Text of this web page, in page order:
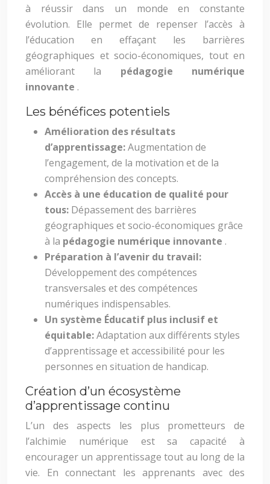
à réussir dans un monde en constante
évolution. Elle permet de repenser l’accès à
l’éducation en effaçant les barrières
géographiques et socio-économiques, tout en
améliorant la pédagogie numérique
innovante .
Les bénéfices potentiels
Amélioration des résultats
d’apprentissage:Augmentation de
l’engagement, de la motivation et de la
compréhension des concepts.
Accès à une éducation de qualité pour
tous: Dépassement des barrières
géographiques et socio-économiques grâce
à la pédagogie numérique innovante .
Préparation à l’avenir du travail:
Développement des compétences
transversales et des compétences
numériques indispensables.
Un système Éducatif plus inclusif et
équitable:Adaptation aux différents styles
d’apprentissage et accessibilité pour les
personnes en situation de handicap.
Création d’un écosystème
d’apprentissage continu
L’un des aspects les plus prometteurs de
l’alchimie numérique est sa capacité à
encourager un apprentissage tout au long de la
vie. En connectant les apprenants avec des